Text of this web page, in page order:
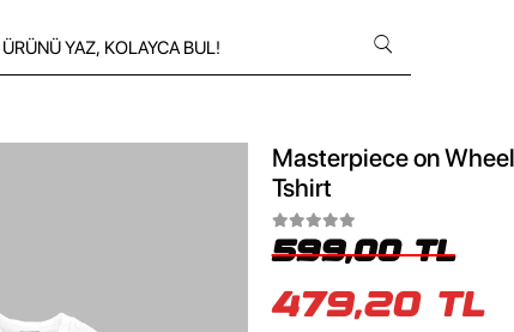
Masterpiece on
Tshirt
599,00 TL
479,20 TL